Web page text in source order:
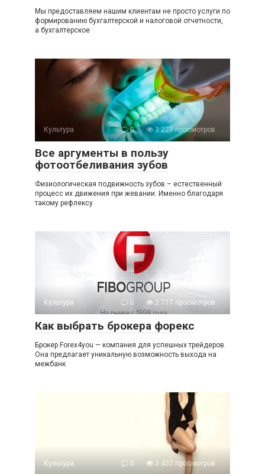
Мы предоставляем нашим клиентам не просто услуги по
формированию бухгалтерской и налоговой отчетности,
а бухгалтерское
Культура 0 3 227 просмотров
Все аргументы в пользу
фотоотбеливания зубов
Физиологическая подвижность зубов – естественный
процесс их движения при жевании. Именно благодаря
такому рефлексу
Культура 0 2 717 просмотров
Как выбрать брокера форекс
Брокер Forex4you — компания для успешных трейдеров.
Она предлагает уникальную возможность выхода на
межбанк
Культура 0 3 437 просмотров